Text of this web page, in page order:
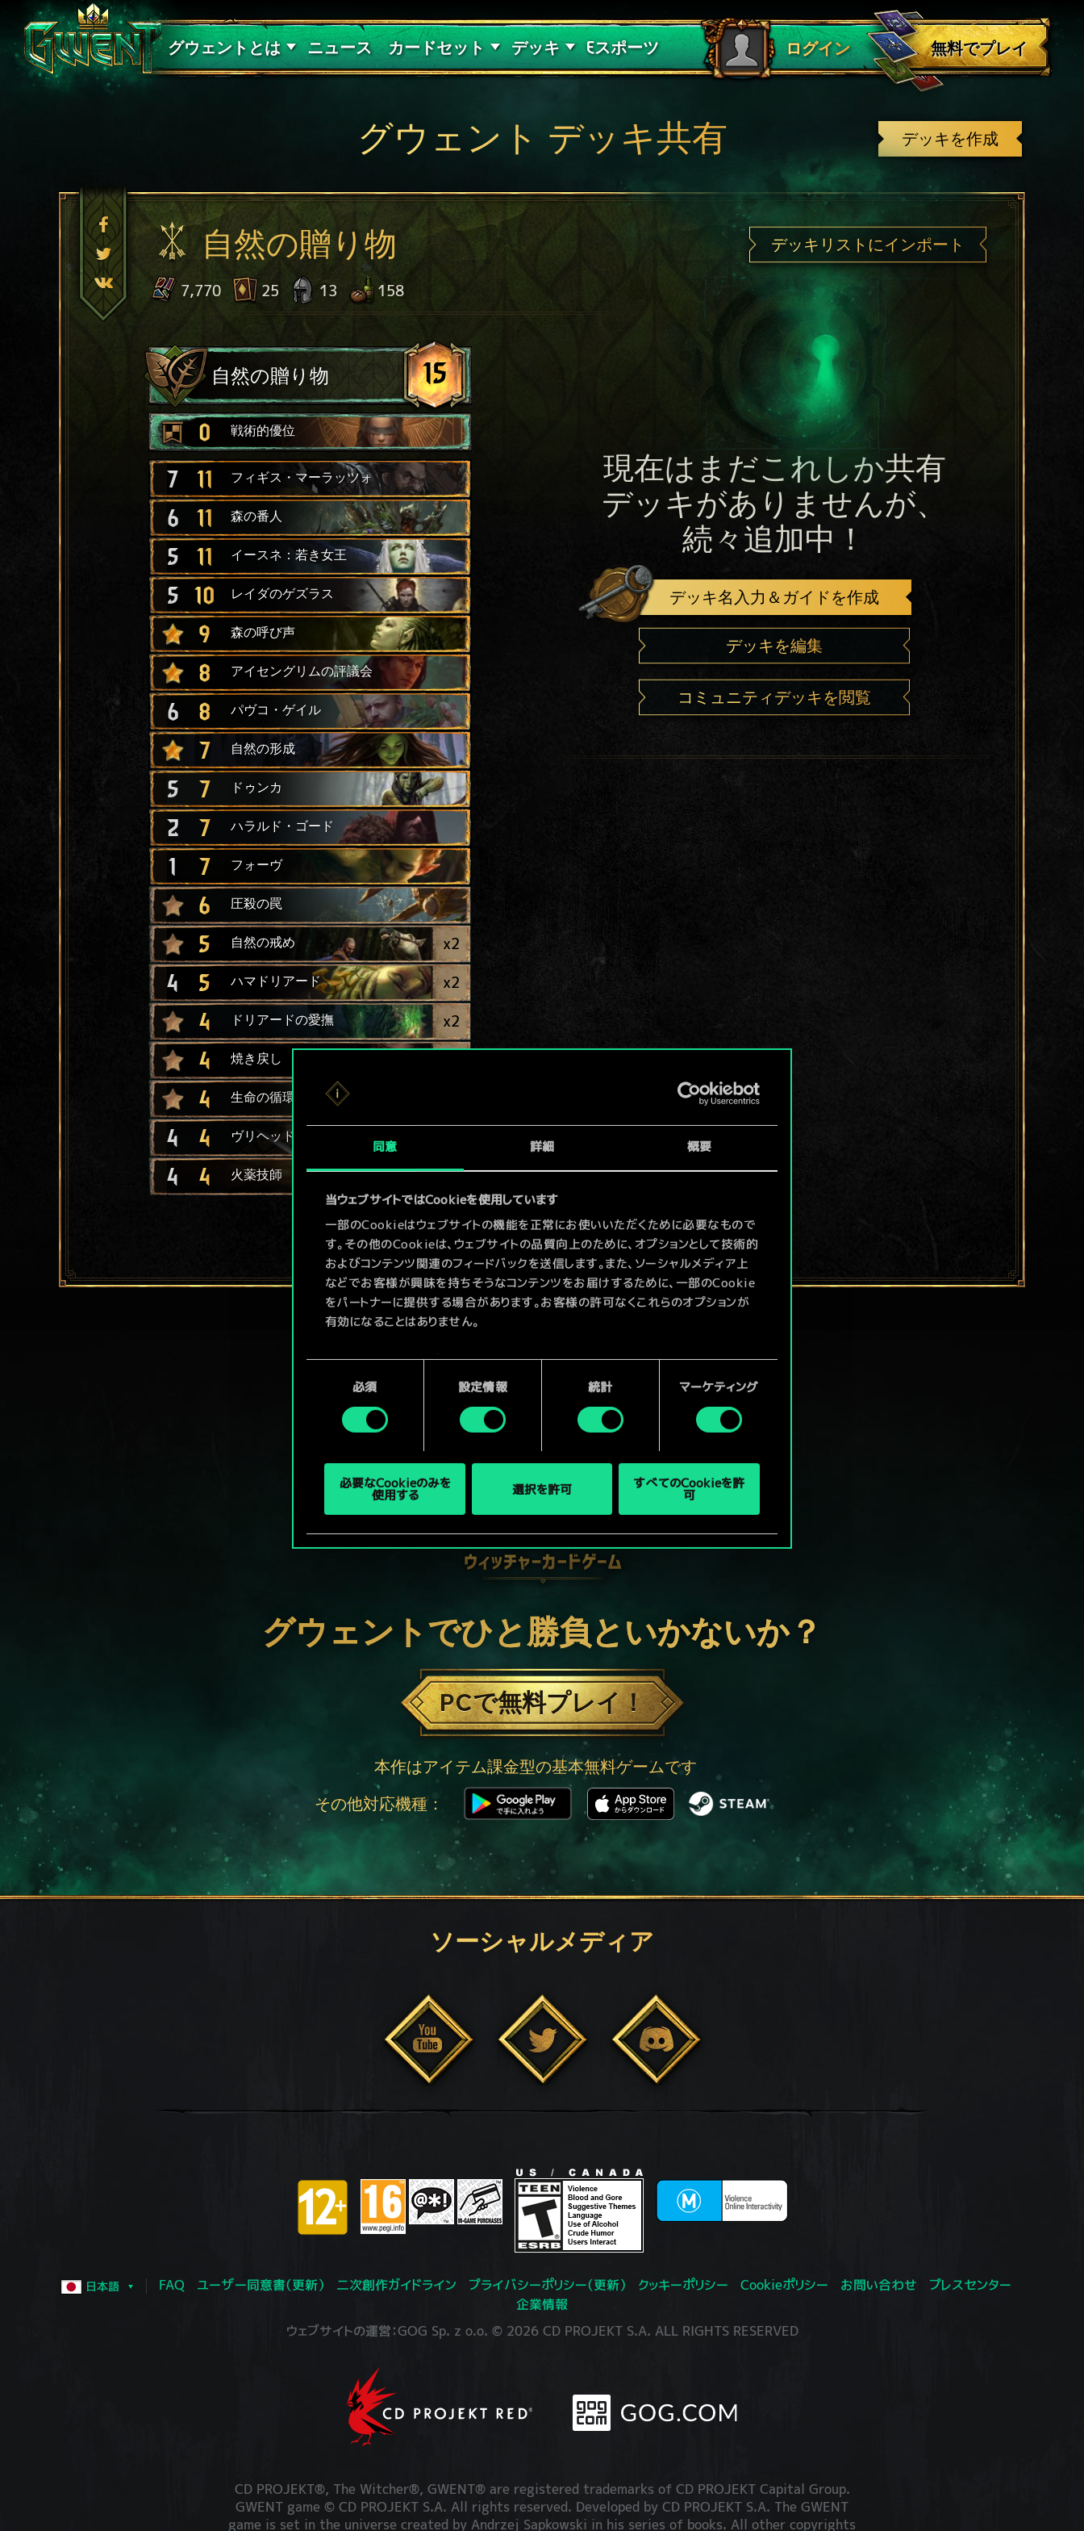
同意 詳細 概要
当ウェブサイトではCookieを使用しています
一部のCookieはウェブサイトの機能を正常にお使いいただくために必要なもので
す。その他のCookieは、ウェブサイトの品質向上のために、オプションとして技術的
およびコンテンツ関連のフィードバックを送信します。また、ソーシャルメディア上
などでお客様が興味を持ちそうなコンテンツをお届けするために、一部のCookie
をパートナーに提供する場合があります。お客様の許可なくこれらのオプションが
有効になることはありません。
Cookieの使用およびパフォーマンスの変更点に関する詳細は、下記の「設定」メニ
ューでご確認ください。
必須 設定情報 統計 マーケティング
必要なCookieのみを
使用する 選択を許可 すべてのCookieを許
可
グウェントとは
サポート
ニュース カードセット
紅き血の呪縛
デッキ
デッキガイド
Eスポーツ ログイン
ログアウト
無料でプレイ
デッキを作成
グウェント デッキ共有
自然の贈り物 デッキリストにインポート
7,770 25 13 158
自然の贈り物 15
0 戦術的優位
7 11 フィギス・マーラッツォ
6 11 森の番人
5 11 イースネ：若き女王
5 10 レイダのゲズラス
9 森の呼び声
8 アイセングリムの評議会
6 8 パヴコ・ゲイル
7 自然の形成
5 7 ドゥンカ
2 7 ハラルド・ゴード
1 7 フォーヴ
6 圧殺の罠
5 自然の戒め x2
4 5 ハマドリアード x2
4 ドリアードの愛撫 x2
4 焼き戻し
4 生命の循環
4 4 ヴリヘッド旅団の竜騎兵
4 4 火薬技師 x2
現在はまだこれしか共有
デッキがありませんが、
続々追加中！
デッキ名入力＆ガイドを作成
デッキを編集
コミュニティデッキを閲覧
グウェントでひと勝負といかないか？
PCで無料プレイ！
本作はアイテム課金型の基本無料ゲームです
その他対応機種：
ソーシャルメディア
日本語 FAQ ユーザー同意書（更新） 二次創作ガイドライン プライバシーポリシー（更新） クッキーポリシー Cookieポリシー お問い合わせ
プレスセンター
企業情報
ウェブサイトの運営：GOG Sp. z o.o. © 2026 CD PROJEKT S.A. ALL RIGHTS RESERVED
CD PROJEKT®, The Witcher®, GWENT® are registered trademarks of CD PROJEKT Capital Group.
GWENT game © CD PROJEKT S.A. All rights reserved. Developed by CD PROJEKT S.A. The GWENT
game is set in the universe created by Andrzej Sapkowski in his series of books. All other copyrights